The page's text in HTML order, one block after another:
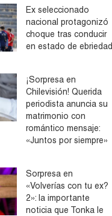
Ex seleccionado
nacional protagonizó
choque tras conducir
en estado de ebriedad
¡Sorpresa en
Chilevisión! Querida
periodista anuncia su
matrimonio con
romántico mensaje:
«Juntos por siempre»
Sorpresa en
«Volverías con tu ex?
2»: la importante
noticia que Tonka le